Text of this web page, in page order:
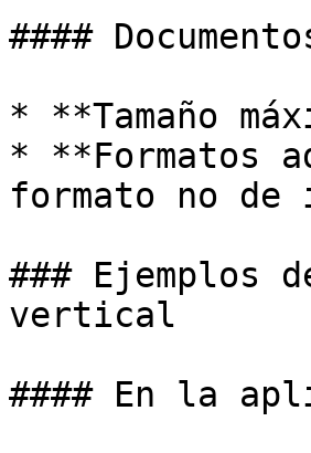
####
* **Tamaño
* **Formatos
formato no de
### Ejemplos
vertical
#### En la